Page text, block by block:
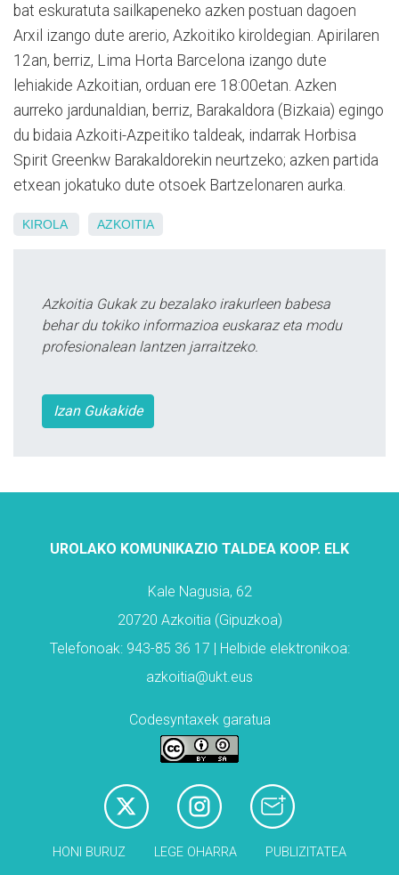
bat eskuratuta sailkapeneko azken postuan dagoen
Arxil izango dute arerio, Azkoitiko kiroldegian. Apirilaren
12an, berriz, Lima Horta Barcelona izango dute
lehiakide Azkoitian, orduan ere 18:00etan. Azken
aurreko jardunaldian, berriz, Barakaldora (Bizkaia) egingo
du bidaia Azkoiti-Azpeitiko taldeak, indarrak Horbisa
Spirit Greenkw Barakaldorekin neurtzeko; azken partida
etxean jokatuko dute otsoek Bartzelonaren aurka.
KIROLA AZKOITIA
Azkoitia Gukak zu bezalako irakurleen babesa
behar du tokiko informazioa euskaraz eta modu
profesionalean lantzen jarraitzeko.
Izan Gukakide
UROLAKO KOMUNIKAZIO TALDEA KOOP. ELK
Kale Nagusia, 62
20720 Azkoitia (Gipuzkoa)
Telefonoak: 943-85 36 17 | Helbide elektronikoa:
azkoitia@ukt.eus
Codesyntaxek garatua
HONI BURUZ LEGE OHARRA PUBLIZITATEA